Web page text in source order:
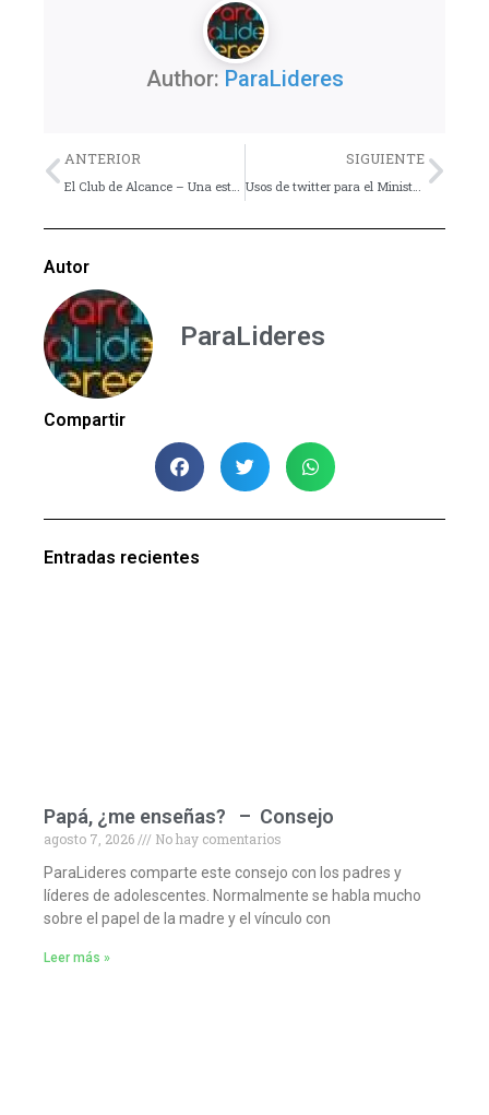
Author: ParaLideres
Previo
ANTERIOR
El Club de Alcance – Una estratégia para evangelizar a los jóvenes de tu comunidad
SIGUIENTE
Usos de twitter para el Ministerio Juvenil
Autor
ParaLideres
Compartir
Entradas recientes
Papá, ¿me enseñas? – Consejo
agosto 7, 2026
No hay comentarios
ParaLideres comparte este consejo con los padres y
líderes de adolescentes. Normalmente se habla mucho
sobre el papel de la madre y el vínculo con
Leer más »